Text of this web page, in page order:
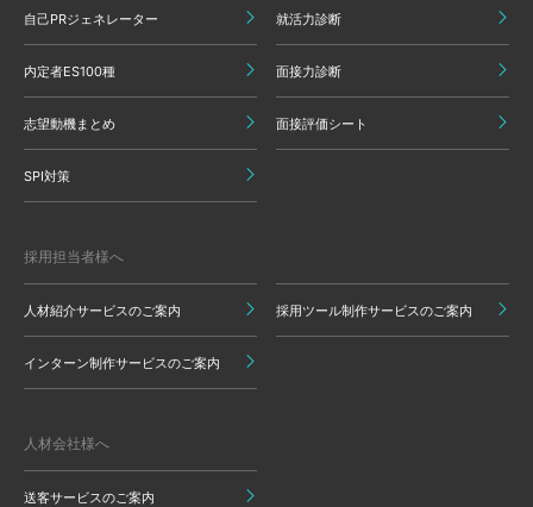
自己PRジェネレーター 就活力診断
内定者ES100種 面接力診断
志望動機まとめ 面接評価シート
SPI対策
採用担当者様へ
人材紹介サービスのご案内 採用ツール制作サービスのご案内
インターン制作サービスのご案内
人材会社様へ
送客サービスのご案内